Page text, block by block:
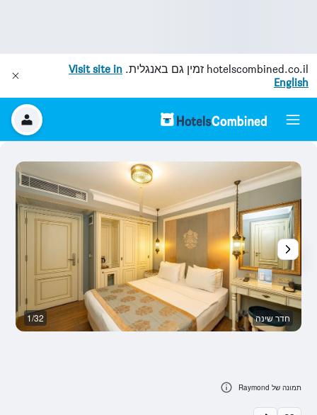
hotelscombined.co.il זמין גם באנגלית. Visit site in
English
חדר שינה 1/32
תמונה של Raymond